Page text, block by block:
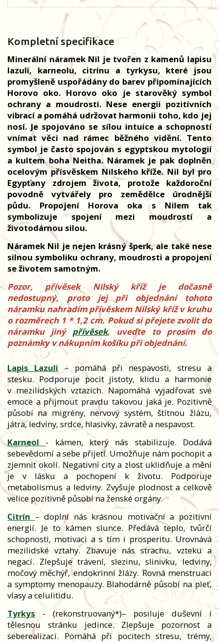
Kompletní specifikace
Minerální náramek Nil je tvořen z kamenů lapisu
lazuli, karneolu, citrínu a tyrkysu, které jsou
promyšleně uspořádány do barev připomínajících
Horovo oko. Horovo oko je starověký symbol
ochrany a moudrosti. Nese energii pozitivních
vibrací a pomáhá udržovat harmonii toho, kdo jej
nosí. Je spojováno se sílou intuice a schopností
vnímat věci nad rámec běžného vidění. Tento
symbol je často spojován s egyptskou mytologií
a kultem boha Neitha. Náramek je pak doplněn
ocelovým přísvěskem Nilského kříže. Nil byl pro
Egypťany zdrojem života, protože každoroční
povodně vytvářely pro zemědělce úrodnější
půdu. Propojení Horova oka s Nilem tak
symbolizuje spojení mezi moudrostí a
životodárnou silou.
Náramek Nil je nejen krásný šperk, ale také nese
silnou symboliku ochrany, moudrosti a propojení
se životem samotným.
Pozor, přívěsek Nilský kříž je dočasně
nedostupný, proto jej při objednání tohoto
náramku nahradím přívěskem Nilský kříž v kruhu
o rozměrech 1 * 1,2 cm. Pokud si přejete zvolit do
náramku jiný přívěsek, uveďte to prosím do
poznámky v nákupním košíku při objednání.
Lapis Lazuli – pomáhá při nespavosti, stresu a
stesku. Podporuje pocit jistoty, klidu a harmonie
v mezilidských vztazích. Napomáhá vyjadřovat své
emoce a přijmout pravdu takovou jaká je. Pozitivně
působí na migrény, nervový systém, štítnou žlázu,
játra, ledviny, srdce, hlasivky, závratě a nespavost.
Karneol
- kámen, který nás stabilizuje. Dodává
sebevědomí a sebe přijetí. Umožňuje nám pochopit a
zjemnit okolí. Negativní city a zlost uklidňuje a mění
je v lásku a pochopení k životu. Podporuje
metabolismus a ledviny. Zvyšuje plodnost a celkově
velice pozitivně působí na ženské orgány.
Citrín – doplní nás krásnou motivační a pozitivní
energií. Je to kámen slunce. Předává teplo, tvůrčí
schopnosti, motivaci a s tím i prosperitu. Urovnává
mezilidské vztahy. Zbavuje nás strachu, vzteku a
negací. Zlepšuje trávení, slezinu, slinivku, ledviny,
močový měchýř, endokrinní žlázy. Rovná menstruaci
a symptomy menopauzy. Blahodárně působí na pleť,
vlasy a celulitidu.
Tyrkys - (rekonstruovaný*)– posiluje duševní i
tělesnou stránku jedince. Zlepšuje pozornost a
seberealizaci. Pomáhá při pocitech stresu, trémy,